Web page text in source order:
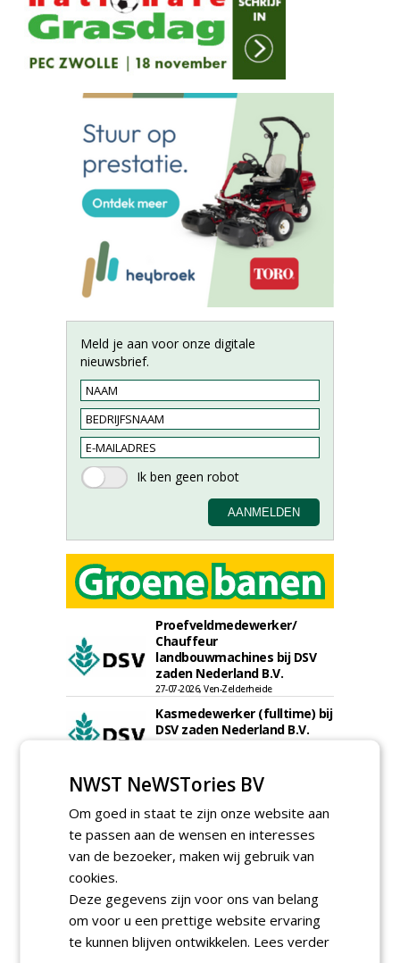
Meld je aan voor onze digitale
nieuwsbrief.
Proefveldmedewerker/
Chauffeur
landbouwmachines bij DSV
zaden Nederland B.V.
27-07-2026, Ven-Zelderheide
Kasmedewerker (fulltime) bij
DSV zaden Nederland B.V.
Projectleider Sport bij Antea
Realisatie
15-07-2026, Almere, Maastricht,
Oosterhout
Uitvoerder civiele techniek &
sport bij Antea Realisatie
Meewerkend Voorman
Sportvelden bij
Werkorganisatie BUCH
NWST NeWSTories BV
Om goed in staat te zijn onze website aan
te passen aan de wensen en interesses
van de bezoeker, maken wij gebruik van
cookies.
Deze gegevens zijn voor ons van belang
om voor u een prettige website ervaring
te kunnen blijven ontwikkelen. Lees verder